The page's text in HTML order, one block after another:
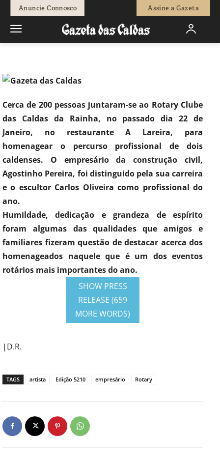
Anuncie Connosco Assine a Gazeta
Fátima Ferreira - 888 0
Cerca de 200 pessoas juntaram-se ao Rotary Clube
das Caldas da Rainha, no passado dia 22 de
Janeiro, no restaurante A Lareira, para
homenagear o percurso profissional de dois
caldenses. O empresário da construção civil,
Agostinho Pereira, foi distinguido pela sua carreira
e o escultor Carlos Oliveira como profissional do
ano.
Humildade, dedicação e grandeza de espírito
foram algumas das qualidades que amigos e
familiares fizeram questão de destacar acerca dos
homenageados naquele que é um dos eventos
rotários mais importantes do ano.
SHOW PRESS
RELEASE (659
MORE WORDS)
|D.R.
TAGS artista Edição 5210 empresário Rotary